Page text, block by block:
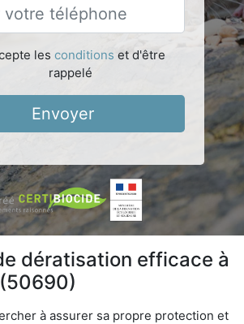
les conditions et d'être
rappelé
Envoyer
dératisation efficace à
à assurer sa propre protection et